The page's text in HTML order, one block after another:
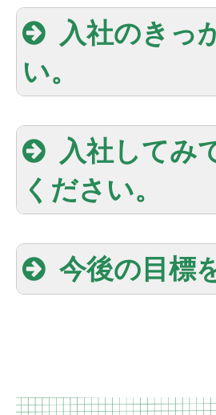
入社のきっ
い。
入社してみ
ください。
今後の目標